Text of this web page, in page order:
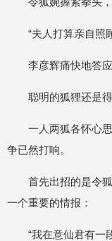
“夫人打算亲自照
李彦辉痛快地答
聪明的狐狸还是
一人两狐各怀心
争已然打响。
首先出招的是令
一个重要的情报：
“我在意仙君有一